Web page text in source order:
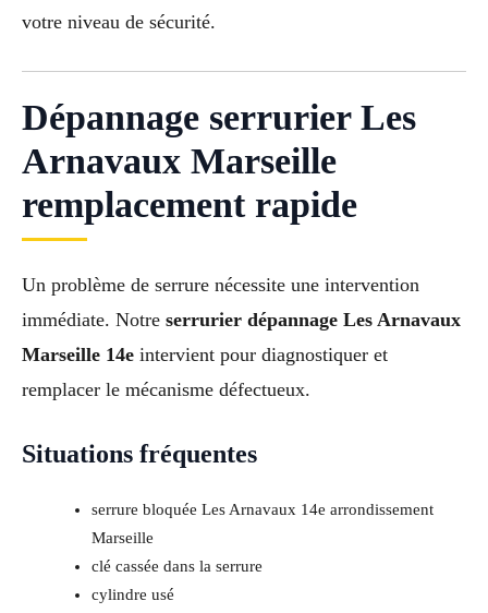
votre niveau de sécurité.
Dépannage serrurier Les
Arnavaux Marseille
remplacement rapide
Un problème de serrure nécessite une intervention
immédiate. Notre serrurier dépannage Les Arnavaux
Marseille 14e intervient pour diagnostiquer et
remplacer le mécanisme défectueux.
Situations fréquentes
serrure bloquée Les Arnavaux 14e arrondissement
Marseille
clé cassée dans la serrure
cylindre usé